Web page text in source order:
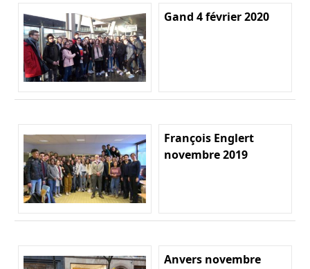
Gand 4 février 2020
François Englert
novembre 2019
Anvers novembre